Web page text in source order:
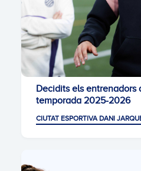
Decidits els entrenadors
temporada 2025-2026
CIUTAT ESPORTIVA DANI